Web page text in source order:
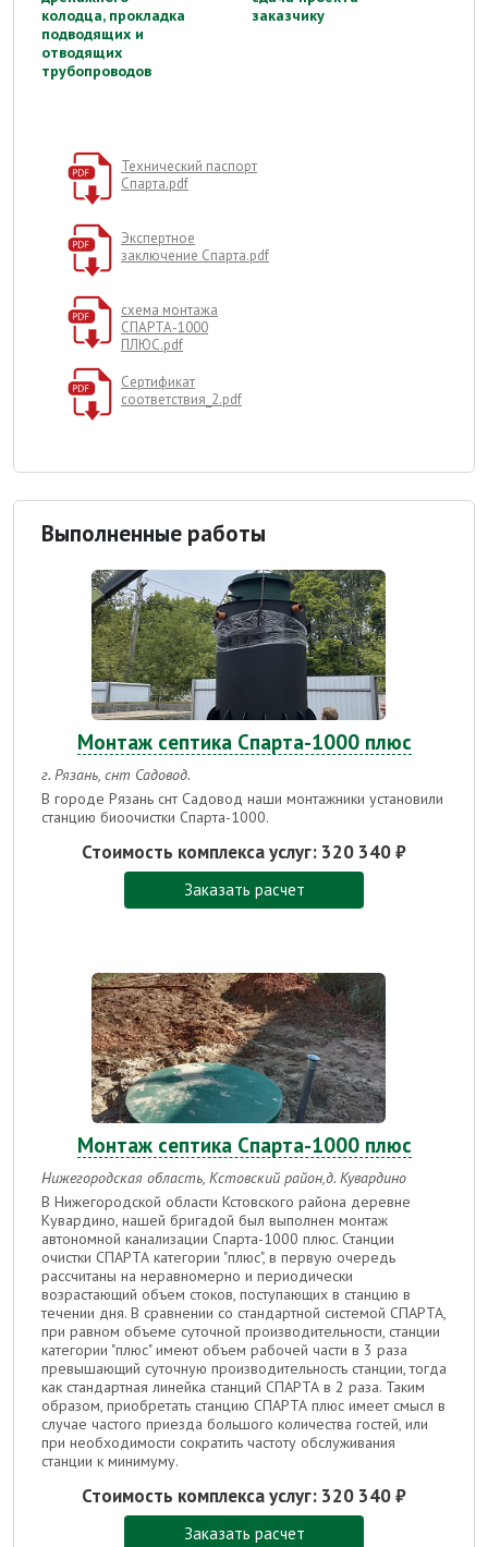
колодца, прокладка
подводящих и
отводящих
трубопроводов
заказчику
Технический паспорт
Спарта.pdf
Экспертное
заключение Спарта.pdf
схема монтажа
СПАРТА-1000
ПЛЮС.pdf
Сертификат
соответствия_2.pdf
Выполненные работы
Монтаж септика Спарта-1000 плюс
г. Рязань, снт Садовод.
В городе Рязань снт Садовод наши монтажники установили
станцию биоочистки Спарта-1000.
Стоимость комплекса услуг: 320 340 ₽
Заказать расчет
Монтаж септика Спарта-1000 плюс
Нижегородская область, Кстовский район,д. Кувардино
В Нижегородской области Кстовского района деревне
Кувардино, нашей бригадой был выполнен монтаж
автономной канализации Спарта-1000 плюс. Станции
очистки СПАРТА категории "плюс", в первую очередь
рассчитаны на неравномерно и периодически
возрастающий объем стоков, поступающих в станцию в
течении дня. В сравнении со стандартной системой СПАРТА,
при равном объеме суточной производительности, станции
категории "плюс" имеют объем рабочей части в 3 раза
превышающий суточную производительность станции, тогда
как стандартная линейка станций СПАРТА в 2 раза. Таким
образом, приобретать станцию СПАРТА плюс имеет смысл в
случае частого приезда большого количества гостей, или
при необходимости сократить частоту обслуживания
станции к минимуму.
Стоимость комплекса услуг: 320 340 ₽
Заказать расчет